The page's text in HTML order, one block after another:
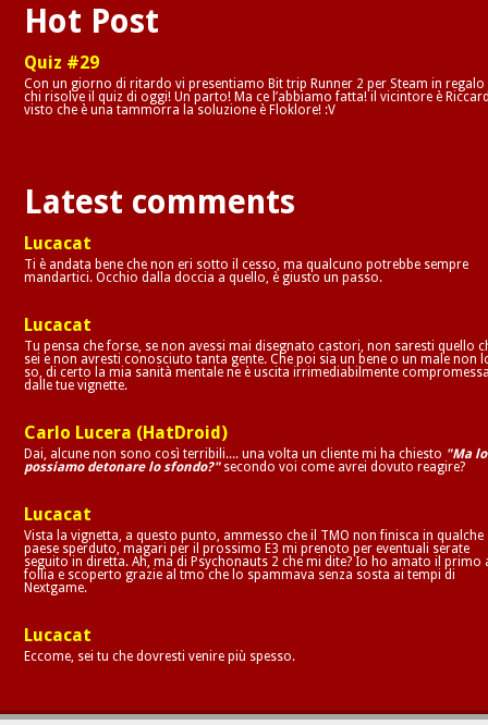
Hot Post
Quiz #29
Con un giorno di ritardo vi presentiamo Bit trip Runner 2 per Steam in regalo
chi risolve il quiz di oggi! Un parto! Ma ce l’abbiamo fatta! il vicintore è
visto che è una tammorra la soluzione è Floklore! :V
Latest comments
Lucacat
Ti è andata bene che non eri sotto il cesso, ma qualcuno potrebbe sempre
mandartici. Occhio dalla doccia a quello, è giusto un passo.
Lucacat
Tu pensa che forse, se non avessi mai disegnato castori, non saresti quello
sei e non avresti conosciuto tanta gente. Che poi sia un bene o un male non
so, di certo la mia sanità mentale ne è uscita irrimediabilmente
dalle tue vignette.
Carlo Lucera (HatDroid)
Dai, alcune non sono così terribili.... una volta un cliente mi ha chiesto "Ma lo
possiamo detonare lo sfondo?"secondo voi come avrei dovuto reagire?
Lucacat
Vista la vignetta, a questo punto, ammesso che il TMO non finisca in qualche
paese sperduto, magari per il prossimo E3 mi prenoto per eventuali serate
seguito in diretta. Ah, ma di Psychonauts 2 che mi dite? Io ho amato il primo
follia e scoperto grazie al tmo che lo spammava senza sosta ai tempi di
Nextgame.
Lucacat
Eccome, sei tu che dovresti venire più spesso.